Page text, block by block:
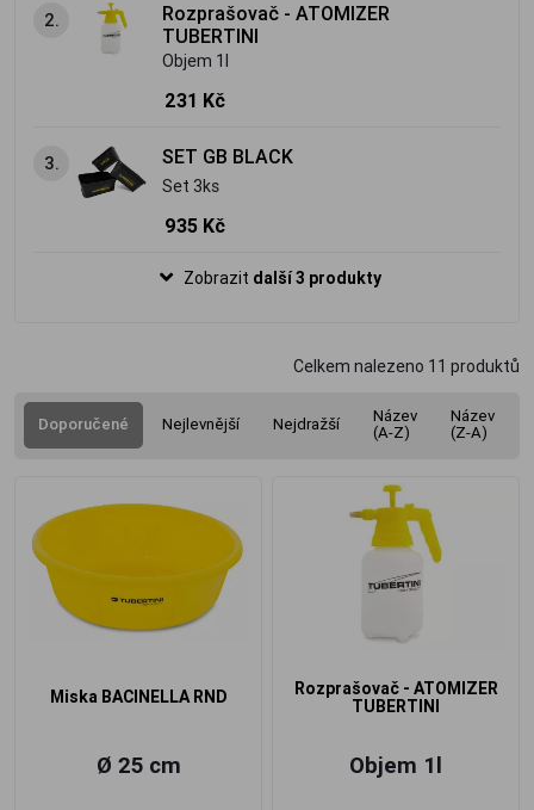
2.
Rozprašovač - ATOMIZER
TUBERTINI
Objem 1l
231 Kč
3. SET GB BLACK
Set 3ks
935 Kč
Zobrazit další 3 produkty
Celkem nalezeno 11 produktů
Doporučené Nejlevnější Nejdražší
Název
(A-Z)
Název
(Z-A)
Miska BACINELLA RND
Ø 25 cm
Rozprašovač - ATOMIZER
TUBERTINI
Objem 1l